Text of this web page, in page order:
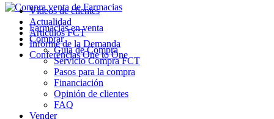
Farmacias en venta
Comprar
Guía de Compra
Servicio Compra FCT
Pasos para la compra
Financiación
Opinión de clientes
FAQ
Vender
Vídeos de clientes
Actualidad
Artículos FCT
Informe de la Demanda
Conferencias One to One